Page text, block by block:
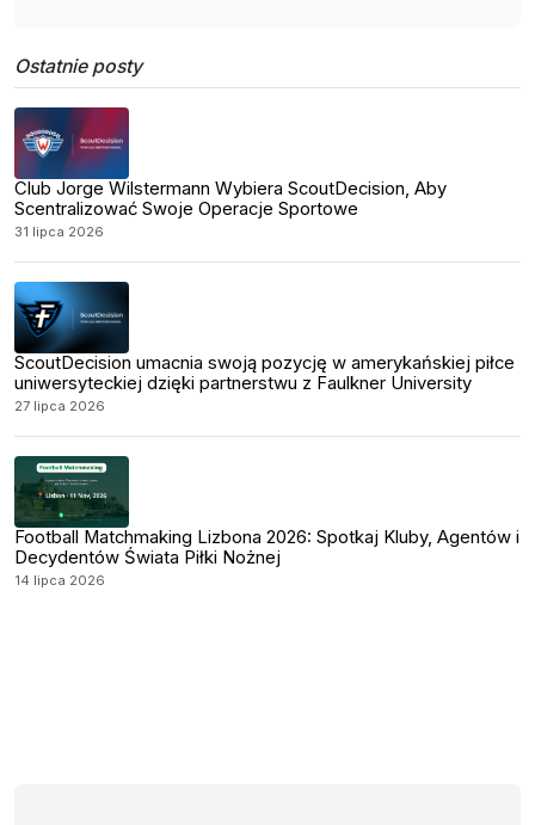
Ostatnie posty
Club Jorge Wilstermann Wybiera ScoutDecision, Aby
Scentralizować Swoje Operacje Sportowe
31 lipca 2026
ScoutDecision umacnia swoją pozycję w amerykańskiej piłce
uniwersyteckiej dzięki partnerstwu z Faulkner University
27 lipca 2026
Football Matchmaking Lizbona 2026: Spotkaj Kluby, Agentów i
Decydentów Świata Piłki Nożnej
14 lipca 2026